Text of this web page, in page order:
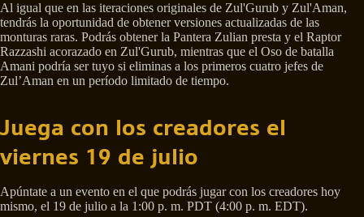
Al igual que en las iteraciones originales de Zul'Gurub y Zul'Aman,
tendrás la oportunidad de obtener versiones actualizadas de las
monturas raras. Podrás obtener la Pantera Zulian presta y el Raptor
Razzashi acorazado en Zul'Gurub, mientras que el Oso de batalla
Amani podría ser tuyo si eliminas a los primeros cuatro jefes de
Zul’Aman en un período limitado de tiempo.
Juega con los creadores el
viernes 19 de julio
Apúntate a un evento en el que podrás jugar con los creadores hoy
mismo, el 19 de julio a la 1:00 p. m. PDT (4:00 p. m. EDT).